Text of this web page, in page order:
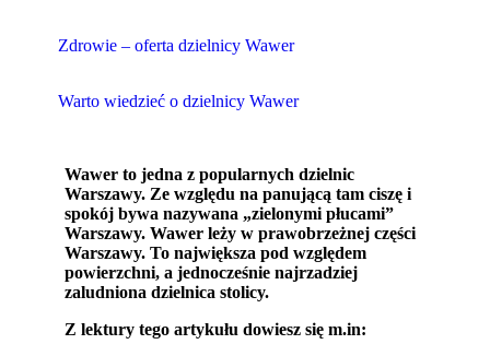
Zdrowie – oferta dzielnicy Wawer
Warto wiedzieć o dzielnicy Wawer
Wawer to jedna z popularnych dzielnic
Warszawy. Ze względu na panującą tam ciszę i
spokój bywa nazywana „zielonymi płucami”
Warszawy. Wawer leży w prawobrzeżnej części
Warszawy. To największa pod względem
powierzchni, a jednocześnie najrzadziej
zaludniona dzielnica stolicy.
Z lektury tego artykułu dowiesz się m.in: